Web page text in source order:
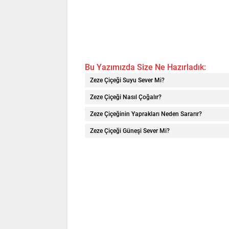
Bu Yazımızda Size Ne Hazırladık:
Zeze Çiçeği Suyu Sever Mi?
Zeze Çiçeği Nasıl Çoğalır?
Zeze Çiçeğinin Yaprakları Neden Sararır?
Zeze Çiçeği Güneşi Sever Mi?